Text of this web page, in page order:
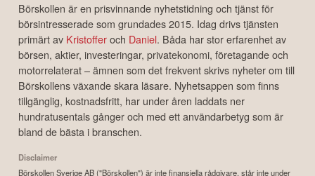
Börskollen är en prisvinnande nyhetstidning och tjänst för
börsintresserade som grundades 2015. Idag drivs tjänsten
primärt av Kristofferoch Daniel. Båda har stor erfarenhet av
börsen, aktier, investeringar, privatekonomi, företagande och
motorrelaterat – ämnen som det frekvent skrivs nyheter om till
Börskollens växande skara läsare. Nyhetsappen som finns
tillgänglig, kostnadsfritt, har under åren laddats ner
hundratusentals gånger och med ett användarbetyg som är
bland de bästa i branschen.
Disclaimer
Börskollen Sverige AB ("Börskollen") är inte finansiella rådgivare, står inte under